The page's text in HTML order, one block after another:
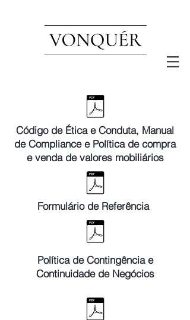
Código de Ética e Conduta, Manual
de Compliance e Política de compra
e venda de valores mobiliários
Formulário de Referência
Política de Contingência e
Continuidade de Negócios